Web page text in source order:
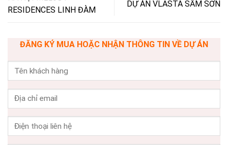
RESIDENCES LINH ĐÀM
DỰ ÁN VLASTA SẦM SƠN
ĐĂNG KÝ MUA HOẶC NHẬN THÔNG TIN VỀ DỰ ÁN